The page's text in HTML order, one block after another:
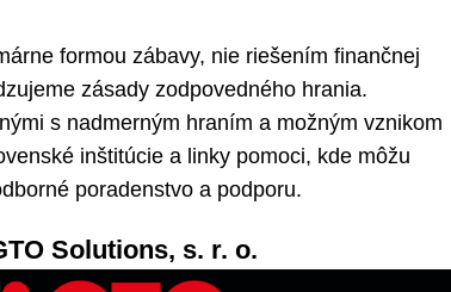
formou zábavy, nie riešením finančnej
zásady zodpovedného hrania.
s nadmerným hraním a možným vznikom
inštitúcie a linky pomoci, kde môžu
poradenstvo a podporu.
Solutions, s. r. o.